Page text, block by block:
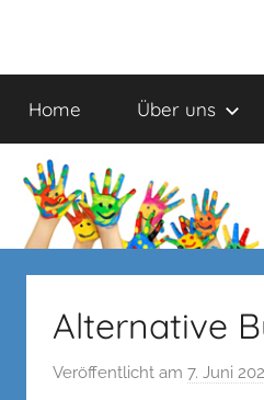
springen
Johanniter-
Schule
Home Über uns
Alternative
Veröffentlicht am 7. Juni